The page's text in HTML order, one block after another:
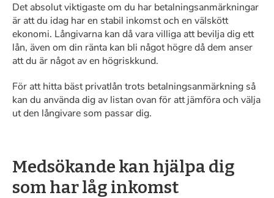
Det absolut viktigaste om du har betalningsanmärkningar
är att du idag har en stabil inkomst och en välskött
ekonomi. Långivarna kan då vara villiga att bevilja dig ett
lån, även om din ränta kan bli något högre då dem anser
att du är något av en högriskkund.
För att hitta bäst privatlån trots betalningsanmärkning så
kan du använda dig av listan ovan för att jämföra och välja
ut den långivare som passar dig.
Medsökande kan hjälpa dig
som har låg inkomst